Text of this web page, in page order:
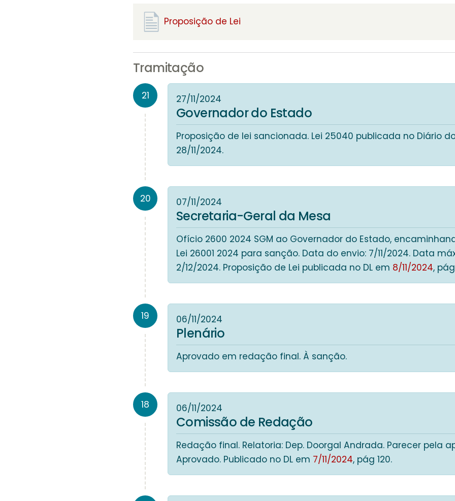
Proposição de Lei
Tramitação
21 27/11/2024
Governador do Estado
Proposição de lei sancionada. Lei 25040 publicada no Diário
28/11/2024.
20 07/11/2024
Secretaria-Geral da Mesa
Ofício 2600 2024 SGM ao Governador do Estado,
Lei 26001 2024 para sanção. Data do envio: 7/11/2024. Data
2/12/2024. Proposição de Lei publicada no DL em 8/11/2024,
19 06/11/2024
Plenário
Aprovado em redação final. À sanção.
18 06/11/2024
Comissão de Redação
Redação final. Relatoria: Dep. Doorgal Andrada. Parecer pela
Aprovado. Publicado no DL em 7/11/2024, pág 120.